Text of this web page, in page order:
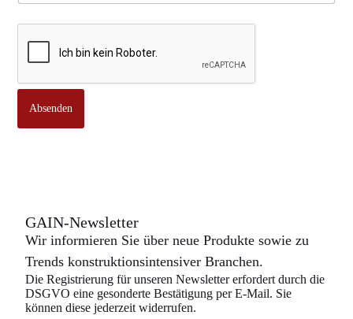
n
Absenden
GAIN-Newsletter
Wir informieren Sie über neue Produkte sowie zu
Trends konstruktionsintensiver Branchen.
Die Registrierung für unseren Newsletter erfordert durch die
DSGVO eine gesonderte Bestätigung per E-Mail. Sie
können diese jederzeit widerrufen.